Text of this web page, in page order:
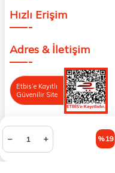
%19
Hızlı Erişim
Adres & İletişim
Etbis’e Kayıtlı
Güvenilir Site